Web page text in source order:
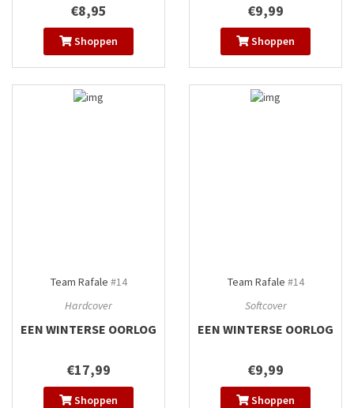
€8,95
Shoppen
€9,99
Shoppen
Team Rafale #14
Hardcover
EEN WINTERSE OORLOG
€17,99
Shoppen
Team Rafale #14
Softcover
EEN WINTERSE OORLOG
€9,99
Shoppen